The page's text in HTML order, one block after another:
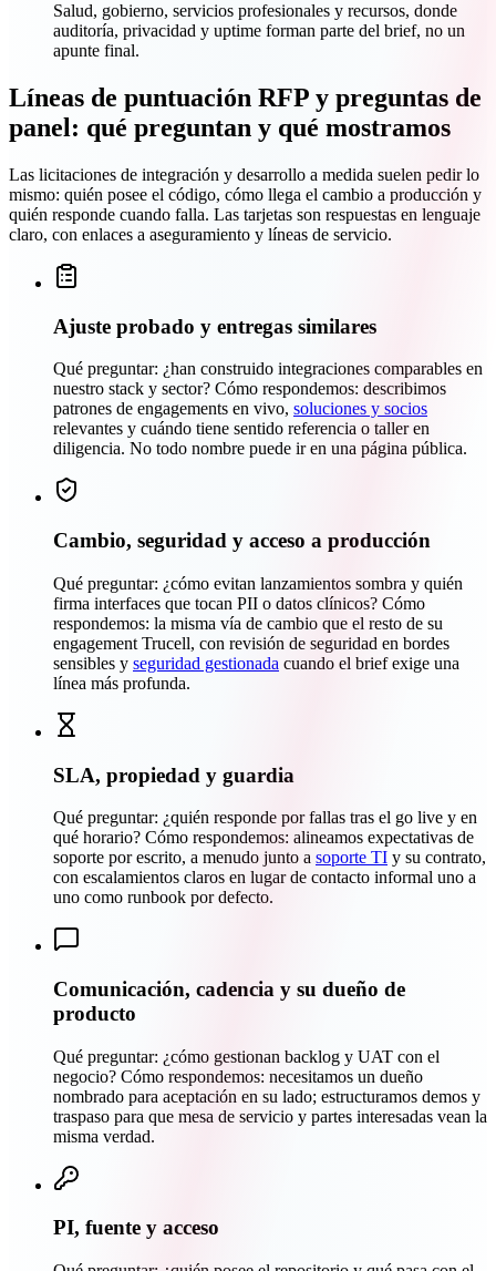
Salud, gobierno, servicios profesionales y recursos, donde
auditoría, privacidad y uptime forman parte del brief, no un
apunte final.
Líneas de puntuación RFP y preguntas de
panel: qué preguntan y qué mostramos
Las licitaciones de integración y desarrollo a medida suelen pedir lo
mismo: quién posee el código, cómo llega el cambio a producción y
quién responde cuando falla. Las tarjetas son respuestas en lenguaje
claro, con enlaces a aseguramiento y líneas de servicio.
Ajuste probado y entregas similares
Qué preguntar: ¿han construido integraciones comparables en
nuestro stack y sector? Cómo respondemos: describimos
patrones de engagements en vivo, soluciones y socios
relevantes y cuándo tiene sentido referencia o taller en
diligencia. No todo nombre puede ir en una página pública.
Cambio, seguridad y acceso a producción
Qué preguntar: ¿cómo evitan lanzamientos sombra y quién
firma interfaces que tocan PII o datos clínicos? Cómo
respondemos: la misma vía de cambio que el resto de su
engagement Trucell, con revisión de seguridad en bordes
sensibles y seguridad gestionada cuando el brief exige una
línea más profunda.
SLA, propiedad y guardia
Qué preguntar: ¿quién responde por fallas tras el go live y en
qué horario? Cómo respondemos: alineamos expectativas de
soporte por escrito, a menudo junto a soporte TI y su contrato,
con escalamientos claros en lugar de contacto informal uno a
uno como runbook por defecto.
Comunicación, cadencia y su dueño de
producto
Qué preguntar: ¿cómo gestionan backlog y UAT con el
negocio? Cómo respondemos: necesitamos un dueño
nombrado para aceptación en su lado; estructuramos demos y
traspaso para que mesa de servicio y partes interesadas vean la
misma verdad.
PI, fuente y acceso